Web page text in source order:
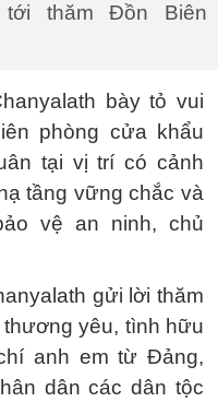
tới thăm Đồn Biên
bày tỏ vui
phòng cửa khẩu
tại vị trí có cảnh
tầng vững chắc và
vệ an ninh, chủ
gửi lời thăm
thương yêu, tình hữu
anh em từ Đảng,
dân các dân tộc